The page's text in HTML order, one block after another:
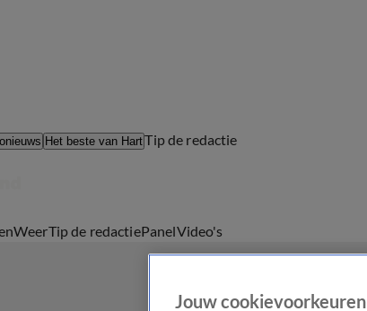
Het beste van HartTip de redactie
WeerTip de redactiePanelVideo's
Jouw cookievoorkeuren